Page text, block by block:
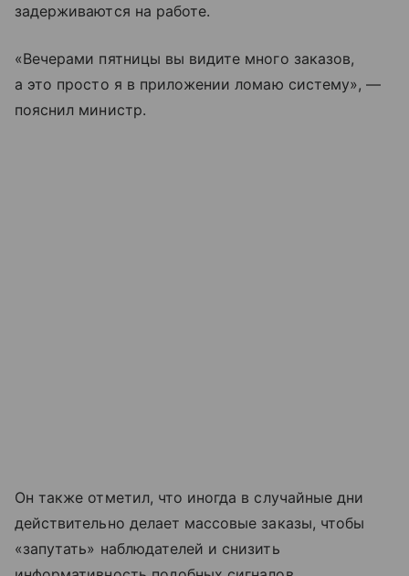
задерживаются на работе.
«Вечерами пятницы вы видите много заказов,
а это просто я в приложении ломаю систему», —
пояснил министр.
Он также отметил, что иногда в случайные дни
действительно делает массовые заказы, чтобы
«запутать» наблюдателей и снизить